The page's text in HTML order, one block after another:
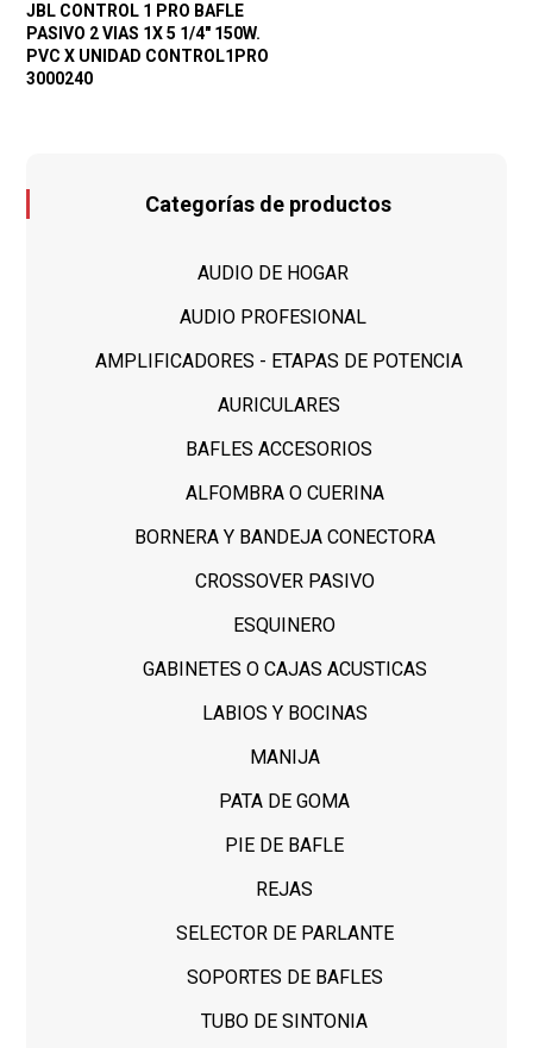
JBL CONTROL 1 PRO BAFLE
PASIVO 2 VIAS 1X 5 1/4″ 150W.
PVC X UNIDAD CONTROL1PRO
3000240
Categorías de productos
AUDIO DE HOGAR
AUDIO PROFESIONAL
AMPLIFICADORES - ETAPAS DE POTENCIA
AURICULARES
BAFLES ACCESORIOS
ALFOMBRA O CUERINA
BORNERA Y BANDEJA CONECTORA
CROSSOVER PASIVO
ESQUINERO
GABINETES O CAJAS ACUSTICAS
LABIOS Y BOCINAS
MANIJA
PATA DE GOMA
PIE DE BAFLE
REJAS
SELECTOR DE PARLANTE
SOPORTES DE BAFLES
TUBO DE SINTONIA